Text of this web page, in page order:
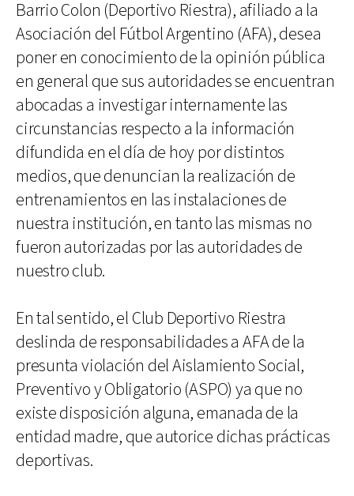
Barrio Colon (Deportivo Riestra), afiliado a la
Asociación del Fútbol Argentino (AFA), desea
poner en conocimiento de la opinión pública
en general que sus autoridades se encuentran
abocadas a investigar internamente las
circunstancias respecto a la información
difundida en el día de hoy por distintos
medios, que denuncian la realización de
entrenamientos en las instalaciones de
nuestra institución, en tanto las mismas no
fueron autorizadas por las autoridades de
nuestro club.
En tal sentido, el Club Deportivo Riestra
deslinda de responsabilidades a AFA de la
presunta violación del Aislamiento Social,
Preventivo y Obligatorio (ASPO) ya que no
existe disposición alguna, emanada de la
entidad madre, que autorice dichas prácticas
deportivas.